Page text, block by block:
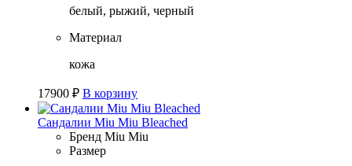
белый, рыжий, черный
Материал
кожа
17900 ₽ В корзину
Сандалии Miu Miu Bleached
Бренд Miu Miu
Размер